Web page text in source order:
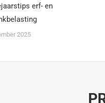
erf- en
2025